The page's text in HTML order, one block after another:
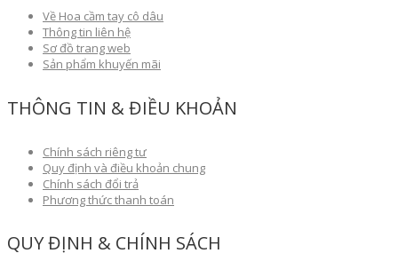
Về Hoa cầm tay cô dâu
Thông tin liên hệ
Sơ đồ trang web
Sản phẩm khuyến mãi
THÔNG TIN & ĐIỀU KHOẢN
Chính sách riêng tư
Quy định và điều khoản chung
Chính sách đổi trả
Phương thức thanh toán
QUY ĐỊNH & CHÍNH SÁCH